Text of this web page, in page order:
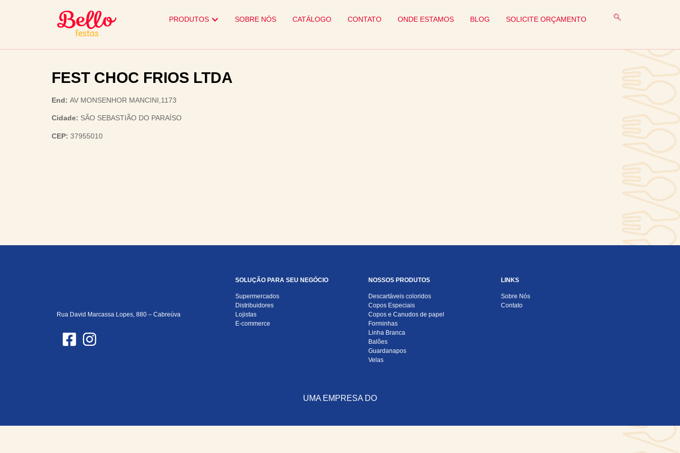
PRODUTOS SOBRE NÓS CATÁLOGO CONTATO ONDE ESTAMOS BLOG SOLICITE ORÇAMENTO
FEST CHOC FRIOS LTDA
End: AV MONSENHOR MANCINI,1173
Cidade: SÃO SEBASTIÃO DO PARAÍSO
CEP: 37955010
Rua David Marcassa Lopes, 880 – Cabreúva
SOLUÇÃO PARA SEU NEGÓCIO
Supermercados
Distribuidores
Lojistas
E-commerce
NOSSOS PRODUTOS
Descartáveis coloridos
Copos Especiais
Copos e Canudos de papel
Forminhas
Linha Branca
Balões
Guardanapos
Velas
LINKS
Sobre Nós
Contato
UMA EMPRESA DO